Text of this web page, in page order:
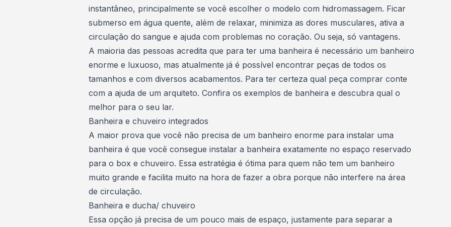
instantâneo, principalmente se você escolher o modelo com hidromassagem. Ficar
submerso em água quente, além de relaxar, minimiza as dores musculares, ativa a
circulação do sangue e ajuda com problemas no coração. Ou seja, só vantagens.
A maioria das pessoas acredita que para ter uma banheira é necessário um banheiro
enorme e luxuoso, mas atualmente já é possível encontrar peças de todos os
tamanhos e com diversos acabamentos. Para ter certeza qual peça comprar conte
com a ajuda de um arquiteto. Confira os exemplos de banheira e descubra qual o
melhor para o seu lar.
Banheira e chuveiro integrados
A maior prova que você não precisa de um banheiro enorme para instalar uma
banheira é que você consegue instalar a banheira exatamente no espaço reservado
para o box e chuveiro. Essa estratégia é ótima para quem não tem um banheiro
muito grande e facilita muito na hora de fazer a obra porque não interfere na área
de circulação.
Banheira e ducha/ chuveiro
Essa opção já precisa de um pouco mais de espaço, justamente para separar a